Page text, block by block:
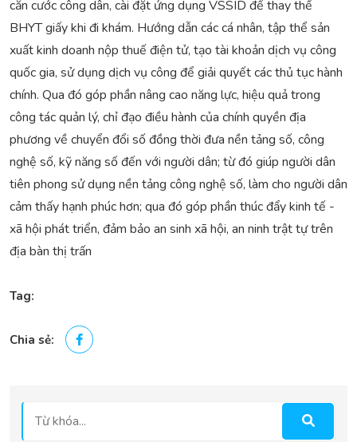
căn cước công dân, cài đặt ứng dụng VSSID để thay thế
BHYT giấy khi đi khám. Hướng dẫn các cá nhân, tập thể sản
xuất kinh doanh nộp thuế điện tử, tạo tài khoản dịch vụ công
quốc gia, sử dụng dịch vụ công để giải quyết các thủ tục hành
chính. Qua đó góp phần nâng cao năng lực, hiệu quả trong
công tác quản lý, chỉ đạo điều hành của chính quyền địa
phương về chuyển đổi số đồng thời đưa nền tảng số, công
nghệ số, kỹ năng số đến với người dân; từ đó giúp người dân
tiên phong sử dụng nền tảng công nghệ số, làm cho người dân
cảm thấy hạnh phúc hơn; qua đó góp phần thúc đẩy kinh tế -
xã hội phát triển, đảm bảo an sinh xã hội, an ninh trật tự trên
địa bàn thị trấn
Tag:
Chia sẻ: